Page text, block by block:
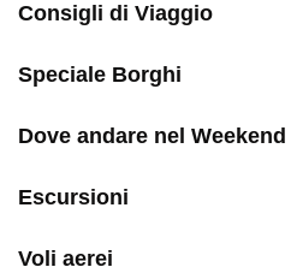
Consigli di Viaggio
Speciale Borghi
Dove andare nel Weekend
Escursioni
Voli aerei